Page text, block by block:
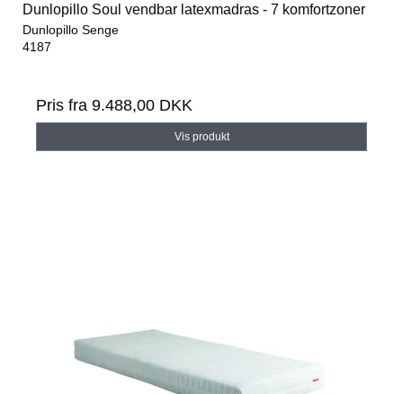
Dunlopillo Soul vendbar latexmadras - 7 komfortzoner
Dunlopillo Senge
4187
Pris fra 9.488,00 DKK
Vis produkt